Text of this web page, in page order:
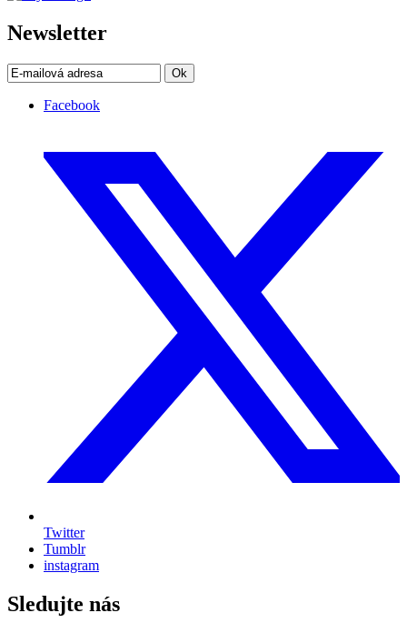
Newsletter
Ok
Facebook
Twitter
Tumblr
instagram
Sledujte nás